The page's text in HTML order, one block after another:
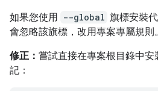
如果您使用 --global 旗標安裝
會忽略該旗標，改用專案專屬規則。
修正： 嘗試直接在專案根目錄中
記：